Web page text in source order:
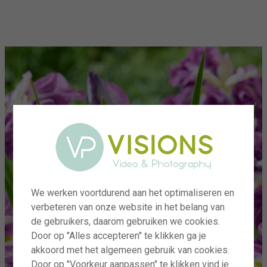
We werken voortdurend aan het optimaliseren en
verbeteren van onze website in het belang van
de gebruikers, daarom gebruiken we cookies.
Door op "Alles accepteren" te klikken ga je
akkoord met het algemeen gebruik van cookies.
Door op "Voorkeur aanpassen" te klikken vind je